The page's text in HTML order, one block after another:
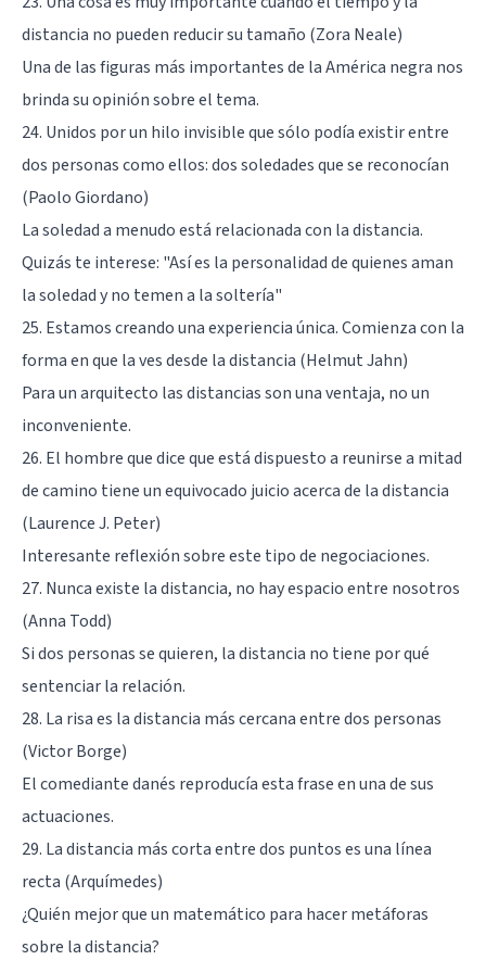
distancia no pueden reducir su tamaño (Zora Neale)
Una de las figuras más importantes de la América negra nos
brinda su opinión sobre el tema.
24. Unidos por un hilo invisible que sólo podía existir entre
dos personas como ellos: dos soledades que se reconocían
(Paolo Giordano)
La soledad a menudo está relacionada con la distancia.
Quizás te interese: "Así es la personalidad de quienes aman
la soledad y no temen a la soltería"
25. Estamos creando una experiencia única. Comienza con la
forma en que la ves desde la distancia (Helmut Jahn)
Para un arquitecto las distancias son una ventaja, no un
inconveniente.
26. El hombre que dice que está dispuesto a reunirse a mitad
de camino tiene un equivocado juicio acerca de la distancia
(Laurence J. Peter)
Interesante reflexión sobre este tipo de negociaciones.
27. Nunca existe la distancia, no hay espacio entre nosotros
(Anna Todd)
Si dos personas se quieren, la distancia no tiene por qué
sentenciar la relación.
28. La risa es la distancia más cercana entre dos personas
(Victor Borge)
El comediante danés reproducía esta frase en una de sus
actuaciones.
29. La distancia más corta entre dos puntos es una línea
recta (Arquímedes)
¿Quién mejor que un matemático para hacer metáforas
sobre la distancia?